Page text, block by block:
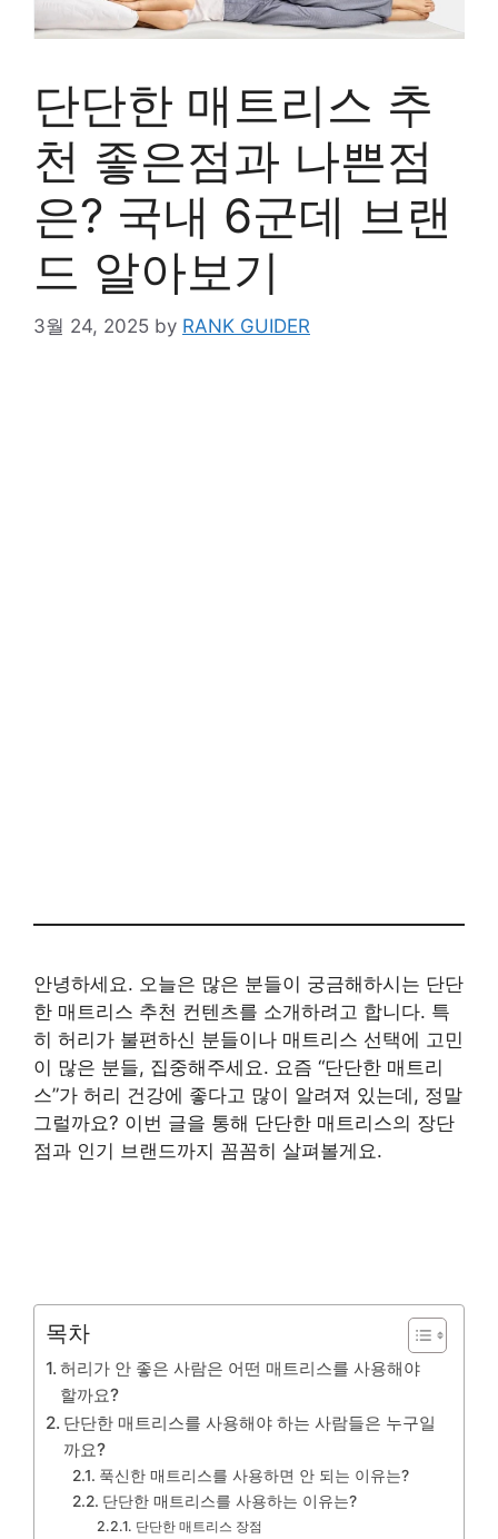
단단한 매트리스 추
천 좋은점과 나쁜점
은? 국내 6군데 브랜
드 알아보기
3월 24, 2025 by RANK GUIDER
안녕하세요. 오늘은 많은 분들이 궁금해하시는 단단
한 매트리스 추천 컨텐츠를 소개하려고 합니다. 특
히 허리가 불편하신 분들이나 매트리스 선택에 고민
이 많은 분들, 집중해주세요. 요즘 “단단한 매트리
스”가 허리 건강에 좋다고 많이 알려져 있는데, 정말
그럴까요? 이번 글을 통해 단단한 매트리스의 장단
점과 인기 브랜드까지 꼼꼼히 살펴볼게요.
목차
허리가 안 좋은 사람은 어떤 매트리스를 사용해야
할까요?
단단한 매트리스를 사용해야 하는 사람들은 누구일
까요?
푹신한 매트리스를 사용하면 안 되는 이유는?
단단한 매트리스를 사용하는 이유는?
단단한 매트리스 장점